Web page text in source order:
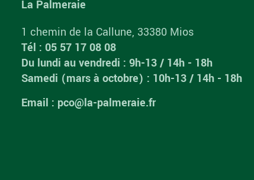
La Palmeraie
1 chemin de la Callune, 33380 Mios
Tél : 05 57 17 08 08
Du lundi au vendredi : 9h-13 / 14h - 18h
Samedi (mars à octobre) : 10h-13 / 14h - 18h
Email : pco@la-palmeraie.fr